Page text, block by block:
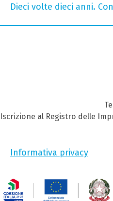
Dieci volte dieci anni.
Iscrizione al Registro delle
Informativa privacy